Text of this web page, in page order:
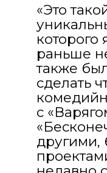
«Это
раньше
также
сделать
с
другими,